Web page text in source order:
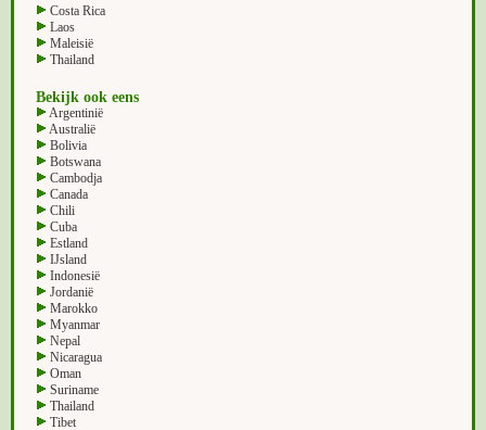
Costa Rica
Laos
Maleisië
Thailand
Bekijk ook eens
Argentinië
Australië
Bolivia
Botswana
Cambodja
Canada
Chili
Cuba
Estland
IJsland
Indonesië
Jordanië
Marokko
Myanmar
Nepal
Nicaragua
Oman
Suriname
Thailand
Tibet